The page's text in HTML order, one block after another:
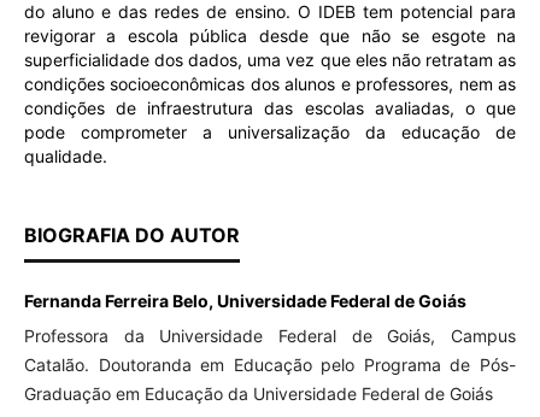
do aluno e das redes de ensino. O IDEB tem potencial para
revigorar a escola pública desde que não se esgote na
superficialidade dos dados, uma vez que eles não retratam as
condições socioeconômicas dos alunos e professores, nem as
condições de infraestrutura das escolas avaliadas, o que
pode comprometer a universalização da educação de
qualidade.
BIOGRAFIA DO AUTOR
Fernanda Ferreira Belo, Universidade Federal de Goiás
Professora da Universidade Federal de Goiás, Campus
Catalão. Doutoranda em Educação pelo Programa de Pós-
Graduação em Educação da Universidade Federal de Goiás